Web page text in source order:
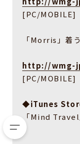
[PC/MOBILE]
「Morris」着
http://wmg-
[PC/MOBILE]
◆iTunes
「Mind Travel